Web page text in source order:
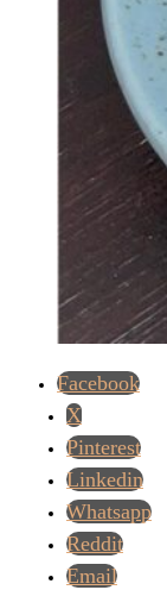
Facebook
X
Pinterest
Linkedin
Whatsapp
Reddit
Email